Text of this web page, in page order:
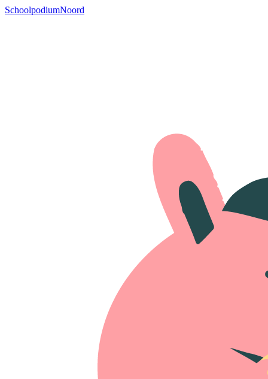
SchoolpodiumNoord